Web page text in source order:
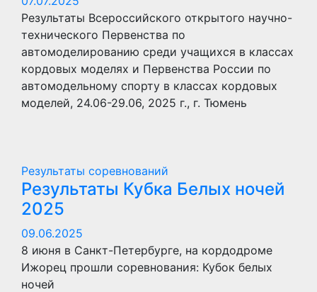
Результаты Всероссийского открытого научно-
технического Первенства по
автомоделированию среди учащихся в классах
кордовых моделях и Первенства России по
автомодельному спорту в классах кордовых
моделей, 24.06-29.06, 2025 г., г. Тюмень
Результаты соревнований
Результаты Кубка Белых ночей
2025
09.06.2025
8 июня в Санкт-Петербурге, на кордодроме
Ижорец прошли соревнования: Кубок белых
ночей